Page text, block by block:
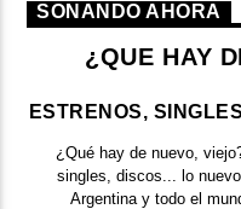
SONANDO AHORA
¿QUE HAY
ESTRENOS,
¿Qué hay de nuevo,
singles, discos... lo nuevo,
Argentina y todo el